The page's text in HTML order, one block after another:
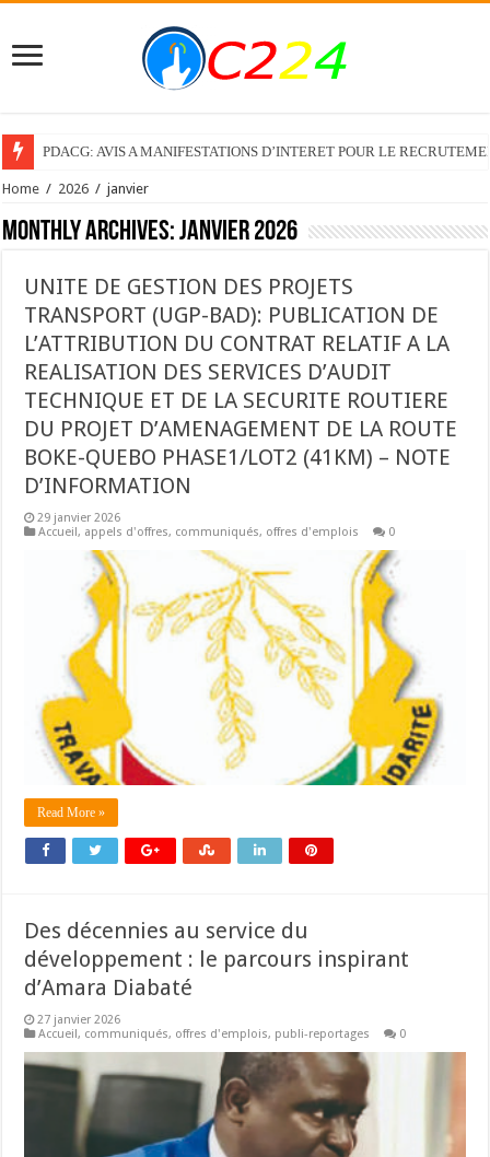
PDACG: AVIS A MANIFESTATIONS D’INTERET POUR LE
Home / 2026 / janvier
Monthly Archives:janvier 2026
UNITE DE GESTION DES PROJETS
TRANSPORT (UGP-BAD): PUBLICATION DE
L’ATTRIBUTION DU CONTRAT RELATIF A LA
REALISATION DES SERVICES D’AUDIT
TECHNIQUE ET DE LA SECURITE ROUTIERE
DU PROJET D’AMENAGEMENT DE LA ROUTE
BOKE-QUEBO PHASE1/LOT2 (41KM) – NOTE
D’INFORMATION
29 janvier 2026
Accueil, appels d'offres, communiqués, offres d'emplois 0
Read More »
Des décennies au service du
développement : le parcours inspirant
d’Amara Diabaté
27 janvier 2026
Accueil, communiqués, offres d'emplois, publi-reportages 0